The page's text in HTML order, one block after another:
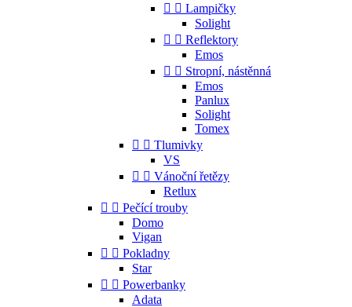
  Lampičky
Solight
  Reflektory
Emos
  Stropní, nástěnná
Emos
Panlux
Solight
Tomex
  Tlumivky
VS
  Vánoční řetězy
Retlux
  Pečící trouby
Domo
Vigan
  Pokladny
Star
  Powerbanky
Adata